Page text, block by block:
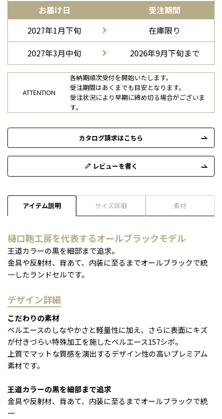
お届け日
受注期間
2027年1月下旬
在庫限り
2027年3月中旬
2026年9月下旬まで
ATTENTION
各納期順次受付を開始いたします。
受注期間はあくまでも目安となります。
受注状況により早期に締め切る場合がございま
す。
カタログ請求はこちら
レビューを書く
アイテム説明 サイズ詳細 素材
樋口鞄工房を代表するオールブラックモデル
王道カラーの黒を細部まで追求。
金具や反射材、背あて、内装に至るまでオールブラックで統
一したランドセルです。
デザイン詳細
こだわりの素材
ベルエースのしなやかさと軽量性に加え、さらに表面にキズ
が付きづらい特殊加工を施したベルエース157シボ。
上質でマットな質感を演出するデザイン性の高いプレミアム
素材です。
王道カラーの黒を細部まで追求
金具や反射材、背あて、内装に至るまでオールブラックで統
一